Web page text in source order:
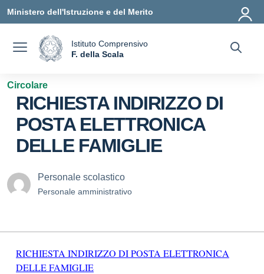
Ministero dell'Istruzione e del Merito
Istituto Comprensivo
F. della Scala
Circolare
RICHIESTA INDIRIZZO DI
POSTA ELETTRONICA
DELLE FAMIGLIE
Personale scolastico
Personale amministrativo
RICHIESTA INDIRIZZO DI POSTA ELETTRONICA
DELLE FAMIGLIE